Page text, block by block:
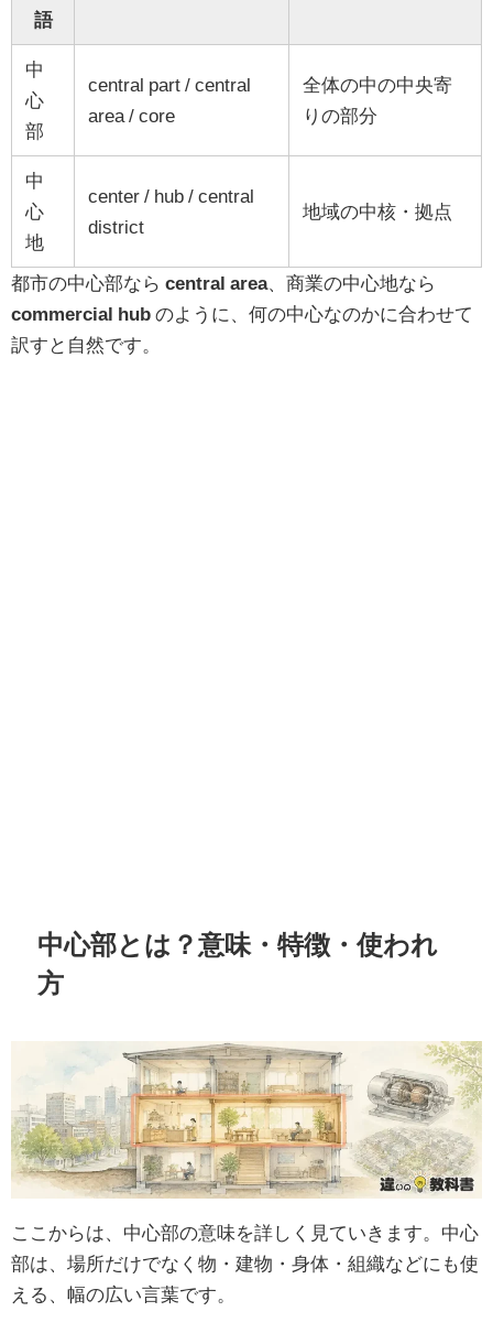
語
中
心
部
central part / central
area / core
全体の中の中央寄
りの部分
中
心
地
center / hub / central
district
地域の中核・拠点
都市の中心部なら central area 、商業の中心地なら
commercial hub のように、何の中心なのかに合わせて
訳すと自然です。
中心部とは？意味・特徴・使われ
方
ここからは、中心部の意味を詳しく見ていきます。中心
部は、場所だけでなく物・建物・身体・組織などにも使
える、幅の広い言葉です。